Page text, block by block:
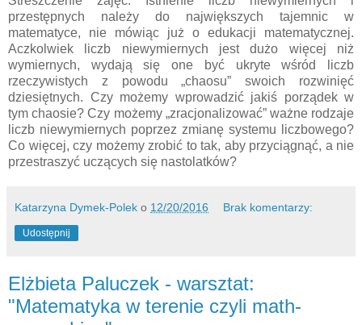
przestępnych należy do największych tajemnic w
matematyce, nie mówiąc już o edukacji matematycznej.
Aczkolwiek liczb niewymiernych jest dużo więcej niż
wymiernych, wydają się one być ukryte wśród liczb
rzeczywistych z powodu „chaosu” swoich rozwinięć
dziesiętnych. Czy możemy wprowadzić jakiś porządek w
tym chaosie? Czy możemy „zracjonalizować” ważne rodzaje
liczb niewymiernych poprzez zmianę systemu liczbowego?
Co więcej, czy możemy zrobić to tak, aby przyciągnąć, a nie
przestraszyć uczących się nastolatków?
Katarzyna Dymek-Polek o 12/20/2016 Brak komentarzy:
Udostępnij
Elżbieta Paluczek - warsztat:
"Matematyka w terenie czyli math-